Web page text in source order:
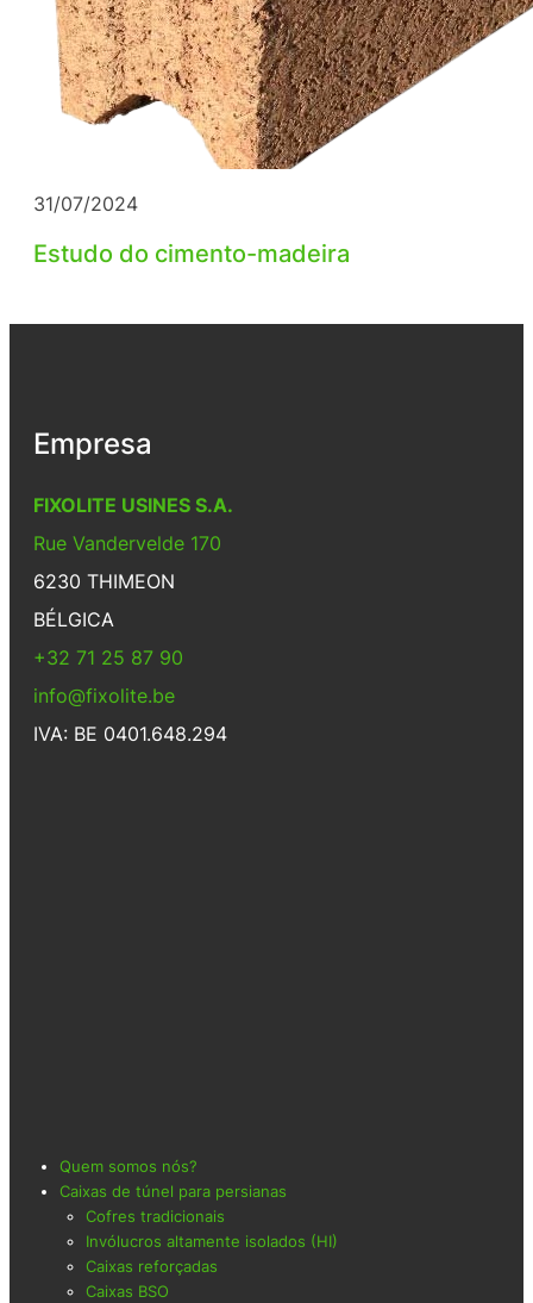
31/07/2024
Estudo do cimento-madeira
Empresa
FIXOLITE USINES S.A.
Rue Vandervelde 170
6230 THIMEON
BÉLGICA
+32 71 25 87 90
info@fixolite.be
IVA: BE 0401.648.294
Quem somos nós?
Caixas de túnel para persianas
Cofres tradicionais
Invólucros altamente isolados (HI)
Caixas reforçadas
Caixas BSO